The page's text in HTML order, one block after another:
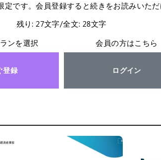
定です。会員登録すると続きをお読みいただ
残り: 27文字/全文: 28文字
ンを選択
登録
会員の方はこちら
ログイン